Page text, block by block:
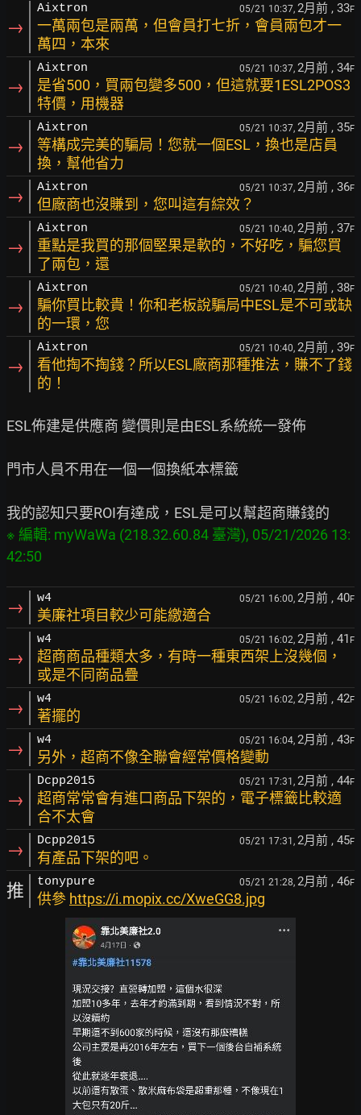
→
Aixtron 05/21 10:37, 2月前 , 33F
一萬兩包是兩萬，但會員打七折，會員兩包才一
萬四，本來
→
Aixtron 05/21 10:37, 2月前 , 34F
是省500，買兩包變多500，但這就要1ESL2POS3
特價，用機器
→
Aixtron 05/21 10:37, 2月前 , 35F
等構成完美的騙局！您就一個ESL，換也是店員
換，幫他省力
→ Aixtron 05/21 10:37, 2月前 , 36F
但廠商也沒賺到，您叫這有綜效？
→
Aixtron 05/21 10:40, 2月前 , 37F
重點是我買的那個堅果是軟的，不好吃，騙您買
了兩包，還
→
Aixtron 05/21 10:40, 2月前 , 38F
騙你買比較貴！你和老板說騙局中ESL是不可或缺
的一環，您
→
Aixtron 05/21 10:40, 2月前 , 39F
看他掏不掏錢？所以ESL廠商那種推法，賺不了錢
的！
ESL佈建是供應商 變價則是由ESL系統統一發佈
門市人員不用在一個一個換紙本標籤
※ 編輯: myWaWa (218.32.60.84 臺灣), 05/21/2026 13:
→ w4 05/21 16:00, 2月前 , 40F
美廉社項目較少可能繳適合
→
w4 05/21 16:02, 2月前 , 41 F
超商商品種類太多，有時一種東西架上沒幾個，
或是不同商品疊
→ w4 05/21 16:02, 2月前 , 42F
著擺的
→ w4 05/21 16:04, 2月前 , 43F
另外，超商不像全聯會經常價格變動
→
Dcpp2015 05/21 17:31, 2月前 , 44F
超商常常會有進口商品下架的，電子標籤比較適
合不太會
→ Dcpp2015 05/21 17:31, 2月前 , 45F
有產品下架的吧。
推 tonypure 05/21 21:28, 2月前 , 46F
供參 https://i.mopix.cc/XweGG8.jpg